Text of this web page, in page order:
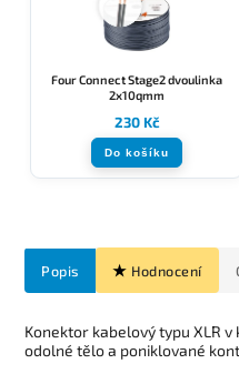
Four Connect Stage2 dvoulinka
2x10qmm
230 Kč
Do košíku
Popis Hodnocení
Konektor kabelový typu XLR
odolné tělo a poniklované